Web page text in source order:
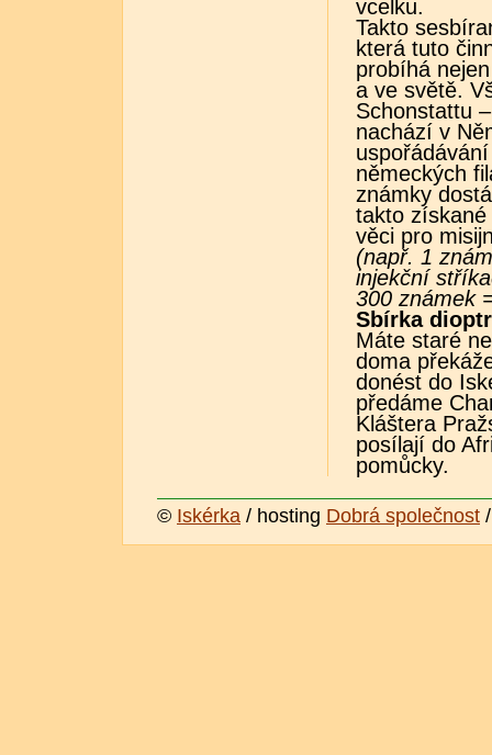
vcelku.
Takto
která tuto
probíhá
a ve světě.
Schonstattu
nachází v
německých
známky
takto
věci pro
(např. 1
injekční
300 známek
Sbírka
Máte staré
doma
donést do
předáme
Kláštera
posílají do
pomůcky.
© Iskérka / hosting Dobrá společnost